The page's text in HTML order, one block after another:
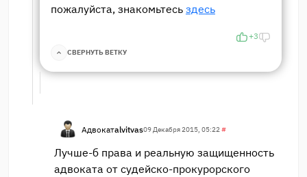
пожалуйста, знакомьтесь здесь
+3
СВЕРНУТЬ ВЕТКУ
Адвокатalvitvas09 Декабря 2015, 05:22#
Лучше-б права и реальную защищенность
адвоката от судейско-прокурорского